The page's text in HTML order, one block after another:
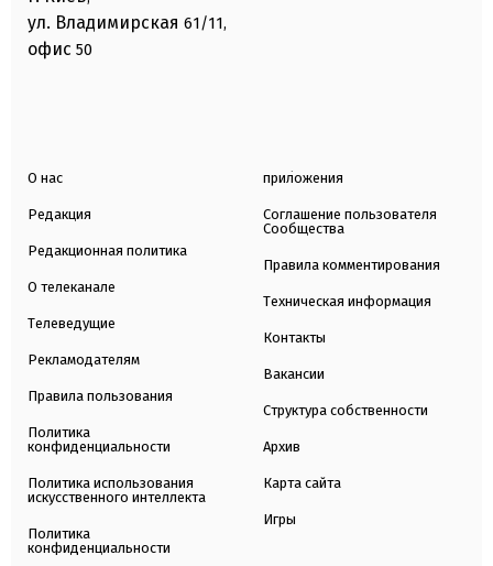
ул. Владимирская 61/11,
офис 50
О нас
Редакция
Редакционная политика
О телеканале
Телеведущие
Рекламодателям
Правила пользования
Политика
конфиденциальности
Политика использования
искусственного интеллекта
Политика
конфиденциальности
приложения
Соглашение пользователя
Сообщества
Правила комментирования
Техническая информация
Контакты
Вакансии
Структура собственности
Архив
Карта сайта
Игры